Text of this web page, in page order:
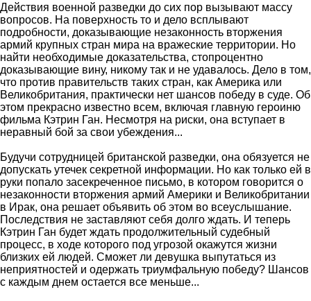
Действия военной разведки до сих пор вызывают массу
вопросов. На поверхность то и дело всплывают
подробности, доказывающие незаконность вторжения
армий крупных стран мира на вражеские территории. Но
найти необходимые доказательства, стопроцентно
доказывающие вину, никому так и не удавалось. Дело в том,
что против правительств таких стран, как Америка или
Великобритания, практически нет шансов победу в суде. Об
этом прекрасно известно всем, включая главную героиню
фильма Кэтрин Ган. Несмотря на риски, она вступает в
неравный бой за свои убеждения...
Будучи сотрудницей британской разведки, она обязуется не
допускать утечек секретной информации. Но как только ей в
руки попало засекреченное письмо, в котором говорится о
незаконности вторжения армий Америки и Великобритании
в Ирак, она решает объявить об этом во всеуслышание.
Последствия не заставляют себя долго ждать. И теперь
Кэтрин Ган будет ждать продолжительный судебный
процесс, в ходе которого под угрозой окажутся жизни
близких ей людей. Сможет ли девушка выпутаться из
неприятностей и одержать триумфальную победу? Шансов
с каждым днем остается все меньше...